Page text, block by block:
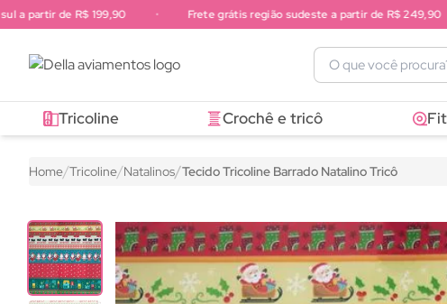
Frete grátis região sul a partir de R$ 199,90. Frete grátis região sudeste
de R$ 199,90 Frete grátis região sudeste a partir de R$ 249,90
Tricoline Crochê e tricô
Home Tricoline Natalinos Tecido Tricoline Barrado Natalino Tricô